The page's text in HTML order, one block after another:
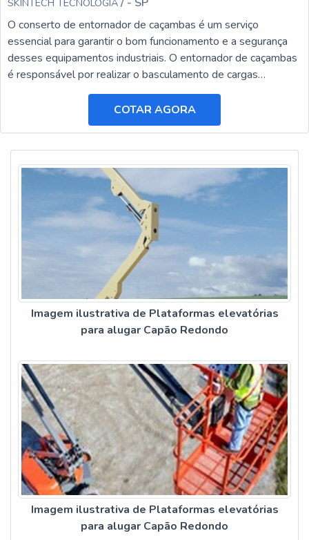
SKINTECH TECNOLOGIA
O conserto de entornador de caçambas é um serviço
essencial para garantir o bom funcionamento e a segurança
desses equipamentos industriais. O entornador de caçambas
é responsável por realizar o basculamento de cargas
pesadas, facilitando o transporte e a descarga de materiais.
COTAR AGORA
Imagem ilustrativa de Plataformas elevatórias
para alugar Capão Redondo
Imagem ilustrativa de Plataformas elevatórias
para alugar Capão Redondo